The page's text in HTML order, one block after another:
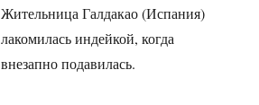
Жительница Галдакао (Испания)
лакомилась индейкой, когда
внезапно подавилась.